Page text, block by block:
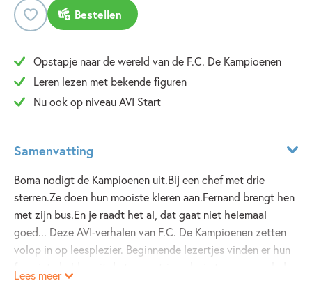
Bestellen
Opstapje naar de wereld van de F.C. De Kampioenen
Leren lezen met bekende figuren
Nu ook op niveau AVI Start
Samenvatting
Boma nodigt de Kampioenen uit.Bij een chef met drie
sterren.Ze doen hun mooiste kleren aan.Fernand brengt hen
met zijn bus.En je raadt het al, dat gaat niet helemaal
goed... Deze AVI-verhalen van F.C. De Kampioenen zetten
volop in op leesplezier. Beginnende lezertjes vinden er hun
typische kampioenenhumor en -gezelligheid mogen
Lees meer